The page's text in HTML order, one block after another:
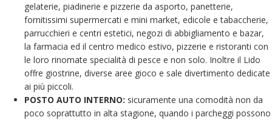
gelaterie, piadinerie e pizzerie da asporto, panetterie,
fornitissimi supermercati e mini market, edicole e tabaccherie,
parrucchieri e centri estetici, negozi di abbigliamento e bazar,
la farmacia ed il centro medico estivo, pizzerie e ristoranti con
le loro rinomate specialità di pesce e non solo. Inoltre il Lido
offre giostrine, diverse aree gioco e sale divertimento dedicate
ai più piccoli.
POSTO AUTO INTERNO: sicuramente una comodità non da
poco soprattutto in alta stagione, quando i parcheggi possono